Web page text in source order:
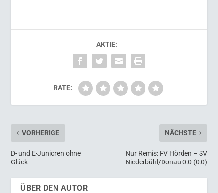
AKTIE:
RATE:
VORHERIGE
D- und E-Junioren ohne
Glück
NÄCHSTE
Nur Remis: FV Hörden – SV
Niederbühl/Donau 0:0 (0:0)
ÜBER DEN AUTOR